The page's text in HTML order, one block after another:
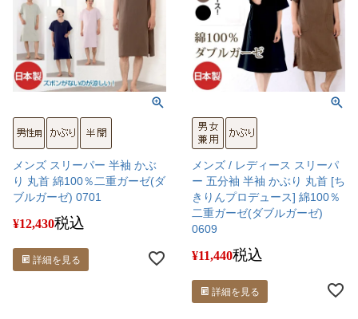
メンズ スリーパー 半袖 かぶ
り 丸首 綿100％二重ガーゼ(ダ
ブルガーゼ) 0701
¥12,430税込
詳細を見る
メンズ / レディース スリーパ
ー 五分袖 半袖 かぶり 丸首 [ち
きりんプロデュース] 綿100％
二重ガーゼ(ダブルガーゼ)
0609
¥11,440税込
詳細を見る